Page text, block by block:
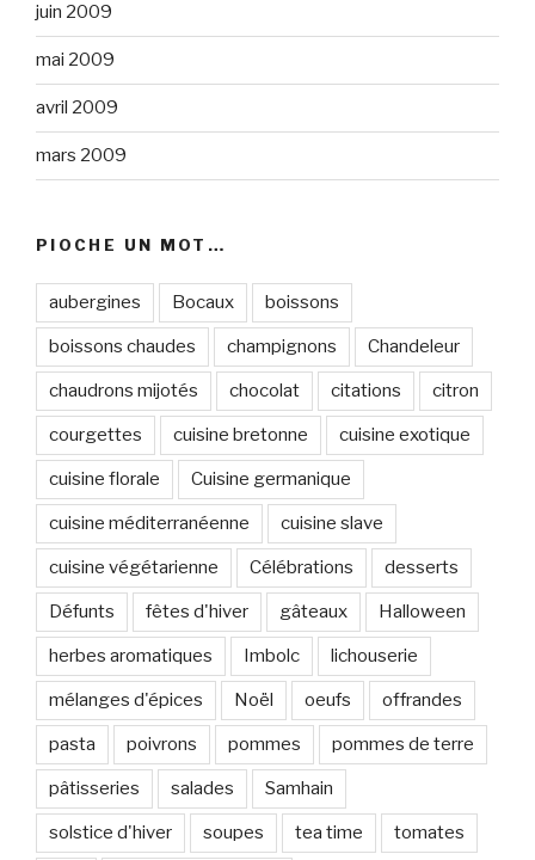
juin 2009
mai 2009
avril 2009
mars 2009
PIOCHE UN MOT…
aubergines Bocaux boissons
boissons chaudes champignons Chandeleur
chaudrons mijotés chocolat citations citron
courgettes cuisine bretonne cuisine exotique
cuisine florale Cuisine germanique
cuisine méditerranéenne cuisine slave
cuisine végétarienne Célébrations desserts
Défunts fêtes d'hiver gâteaux Halloween
herbes aromatiques Imbolc lichouserie
mélanges d'épices Noël oeufs offrandes
pasta poivrons pommes pommes de terre
pâtisseries salades Samhain
solstice d'hiver soupes tea time tomates